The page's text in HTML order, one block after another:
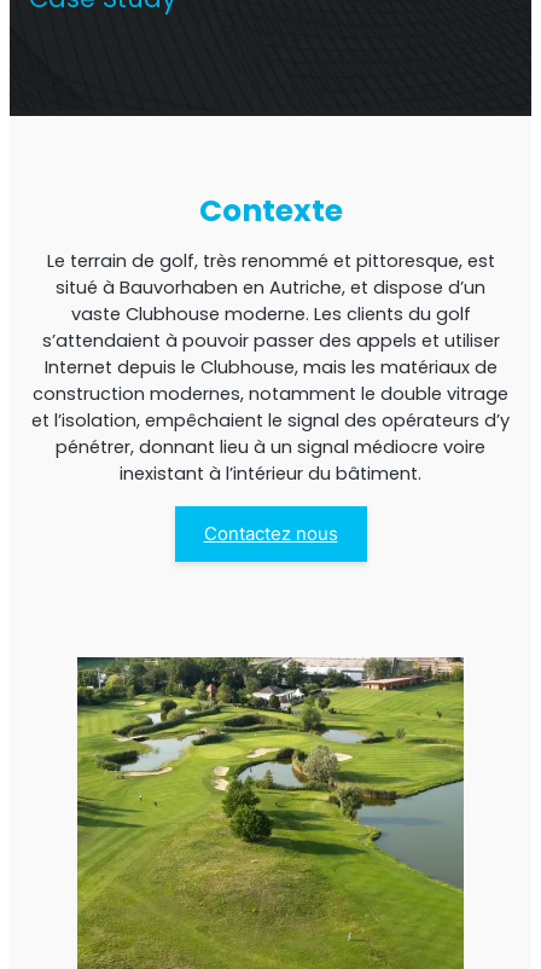
Répéteur OS6
Répéteur commercial à opérateur unique
StellaPlanner
Planificateur d’installation en ligne
Contexte
Le terrain de golf, très renommé et pittoresque, est
situé à Bauvorhaben en Autriche, et dispose d’un
vaste Clubhouse moderne. Les clients du golf
s’attendaient à pouvoir passer des appels et utiliser
Internet depuis le Clubhouse, mais les matériaux de
construction modernes, notamment le double vitrage
et l’isolation, empêchaient le signal des opérateurs d’y
pénétrer, donnant lieu à un signal médiocre voire
inexistant à l’intérieur du bâtiment.
Contactez nous